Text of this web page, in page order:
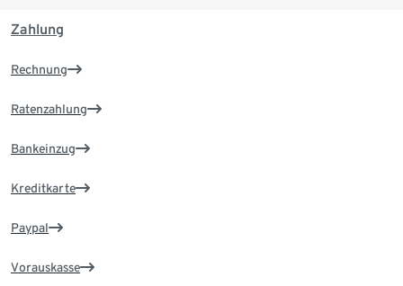
Zahlung
Rechnung
Ratenzahlung
Bankeinzug
Kreditkarte
Paypal
Vorauskasse